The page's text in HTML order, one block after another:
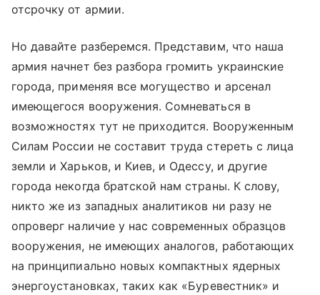
отсрочку от армии.
Но давайте разберемся. Представим, что наша
армия начнет без разбора громить украинские
города, применяя все могущество и арсенал
имеющегося вооружения. Сомневаться в
возможностях тут не приходится. Вооруженным
Силам России не составит труда стереть с лица
земли и Харьков, и Киев, и Одессу, и другие
города некогда братской нам страны. К слову,
никто же из западных аналитиков ни разу не
опроверг наличие у нас современных образцов
вооружения, не имеющих аналогов, работающих
на принципиально новых компактных ядерных
энергоустановках, таких как «Буревестник» и